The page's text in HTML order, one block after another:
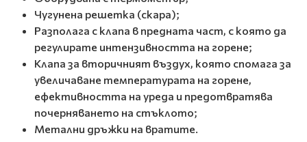
Чугунена решетка (скара);
Разполага с клапа в предната част, с която да
регулирате интензивността на горене;
Клапа за вторичният въздух, която спомага за
увеличаване температурата на горене,
ефективността на уреда и предотвратява
почерняването на стъклото;
Метални дръжки на вратите.